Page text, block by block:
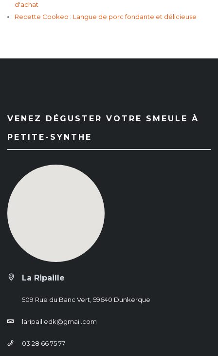
d'achat
Recette Cookeo : Langue de porc fondante et délicieuse
VENEZ DÉGUSTER VOTRE SMEULE À
PETITE-SYNTHE
La Ripaille
509 Rue du Banc Vert, 59640 Dunkerque
laripailledk@gmail.com
03 28 66 75 77